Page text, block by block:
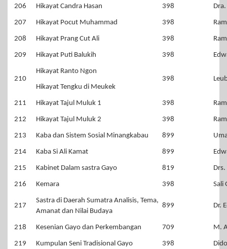
206 Hikayat Candra Hasan 398
207 Hikayat Pocut Muhammad 398
208 Hikayat Prang Cut Ali 398
209 Hikayat Puti Balukih 398
210
Hikayat Ranto Ngon
Hikayat Tengku di Meukek
398
211 Hikayat Tajul Muluk 1 398
212 Hikayat Tajul Muluk 2 398
213 Kaba dan Sistem Sosial Minangkabau 899
214 Kaba Si Ali Kamat 899
215 Kabinet Dalam sastra Gayo 819
216 Kemara 398 Sali
217
Sastra di Daerah Sumatra Analisis, Tema,
Amanat dan Nilai Budaya
899 Dr.
218 Kesenian Gayo dan Perkembangan 709 M.
219 Kumpulan Seni Tradisional Gayo 398